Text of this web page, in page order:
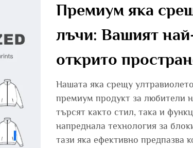
Премиум яка
лъчи: Вашият
открито
Нашата яка срещу
премиум продукт за любители
търсят както стил, така и
напреднала технология за
тази яка ефективно предпазва